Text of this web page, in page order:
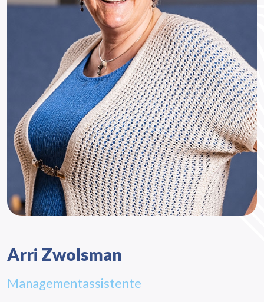
Arri Zwolsman
Managementassistente